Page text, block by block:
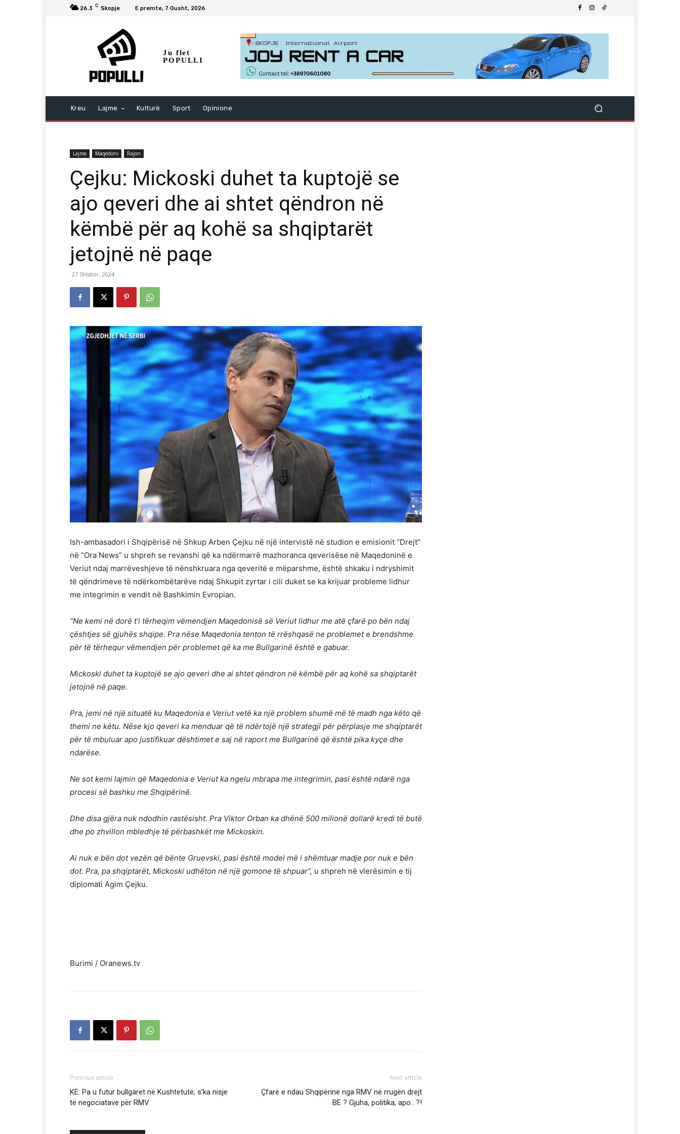
26.3 C Skopje E premte, 7 Gusht, 2026
Ju flet
POPULLI
Kreu Lajme Kulturë Sport Opinione
Lajme Maqedoni Rajon
Çejku: Mickoski duhet ta kuptojë se
ajo qeveri dhe ai shtet qëndron në
këmbë për aq kohë sa shqiptarët
jetojnë në paqe
27 Shtator, 2024
Ish-ambasadori i Shqipërisë në Shkup Arben Çejku në një intervistë në studion e emisionit “Drejt”
në “Ora News” u shpreh se revanshi që ka ndërmarrë mazhoranca qeverisëse në Maqedoninë e
Veriut ndaj marrëveshjeve të nënshkruara nga qeveritë e mëparshme, është shkaku i ndryshimit
të qëndrimeve të ndërkombëtarëve ndaj Shkupit zyrtar i cili duket se ka krijuar probleme lidhur
me integrimin e vendit në Bashkimin Evropian.
“Ne kemi në dorë t’i tërheqim vëmendjen Maqedonisë së Veriut lidhur me atë çfarë po bën ndaj
çështjes së gjuhës shqipe. Pra nëse Maqedonia tenton të rrëshqasë ne problemet e brendshme
për të tërhequr vëmendjen për problemet që ka me Bullgarinë është e gabuar.
Mickoski duhet ta kuptojë se ajo qeveri dhe ai shtet qëndron në këmbë për aq kohë sa shqiptarët
jetojnë në paqe.
Pra, jemi në një situatë ku Maqedonia e Veriut vetë ka një problem shumë më të madh nga këto që
themi ne këtu. Nëse kjo qeveri ka menduar që të ndërtojë një strategji për përplasje me shqiptarët
për të mbuluar apo justifikuar dështimet e saj në raport me Bullgarinë që është pika kyçe dhe
ndarëse.
Ne sot kemi lajmin që Maqedonia e Veriut ka ngelu mbrapa me integrimin, pasi është ndarë nga
procesi së bashku me Shqipërinë.
Dhe disa gjëra nuk ndodhin rastësisht. Pra Viktor Orban ka dhënë 500 milionë dollarë kredi të butë
dhe po zhvillon mbledhje të përbashkët me Mickoskin.
Ai nuk e bën dot vezën që bënte Gruevski, pasi është model më i shëmtuar madje por nuk e bën
dot. Pra, pa shqiptarët, Mickoski udhëton në një gomone të shpuar”, u shpreh në vlerësimin e tij
diplomati Agim Çejku.
Burimi / Oranews.tv
Previous article
KE: Pa u futur bullgarët në Kushtetutë, s’ka nisje
të negociatave për RMV
Next article
Çfarë e ndau Shqipërinë nga RMV në rrugën drejt
BE ? Gjuha, politika, apo.. ?!